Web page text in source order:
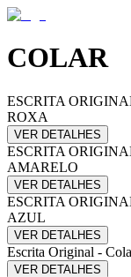
COLAR
ESCRITA
ROXA
VER DETALHES
ESCRITA
AMARELO
VER DETALHES
ESCRITA
AZUL
VER DETALHES
Escrita Original -
VER DETALHES